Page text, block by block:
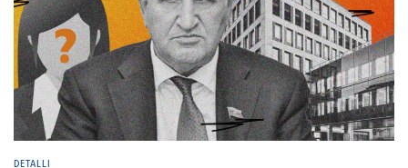
DETALLI